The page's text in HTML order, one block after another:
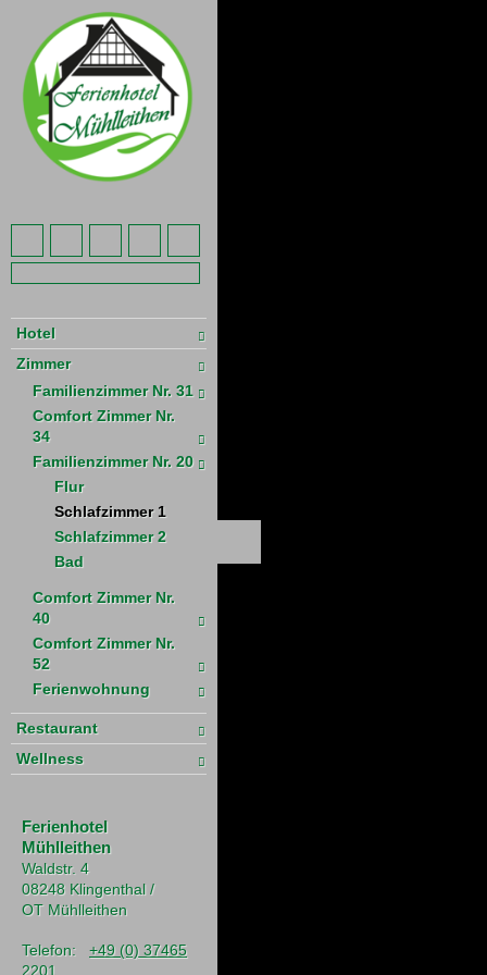
Hotel
Zimmer
Familienzimmer Nr. 31
Comfort Zimmer Nr.
34
Familienzimmer Nr. 20
Flur
Schlafzimmer 1
Schlafzimmer 2
Bad
Comfort Zimmer Nr.
40
Comfort Zimmer Nr.
52
Ferienwohnung
Restaurant
Wellness
Ferienhotel
Mühlleithen
Waldstr. 4
08248 Klingenthal /
OT Mühlleithen
Telefon: +49 (0) 37465
2201